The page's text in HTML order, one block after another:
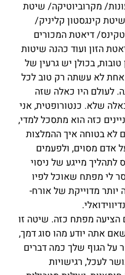
מקרוביוטיקה/ שיטת
קינגסטון קליניק/
דיאטת המכורים
הזון ועוד כהנה שיטות
טובות, בכולן יש גרעין של
לא עשתה רק טוב לכל
לעולם היו כאלה שזה
שלא. כנטורופטית, אני
כזה הוא מתסכל למדי,
בטוחה איך ההמלצות
אדם מסוים, ולפעמים
לתהליך מייגע של ניסוי
לי מפתח שאוכל לפיו
מדוייקת של אורח-
הציעה מפתח כזה. שיטה זו
אתה יודע מהו סוג דמך,
על הגוף שלך כמה דברים
לעכל, רגישויות